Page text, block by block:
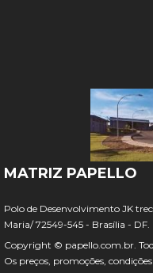
MATRIZ PAPELLO
Polo de Desenvolvimento JK
Maria/ 72549-545 - Brasília - DF.
Copyright © papello.com.br.
Os preços, promoções,